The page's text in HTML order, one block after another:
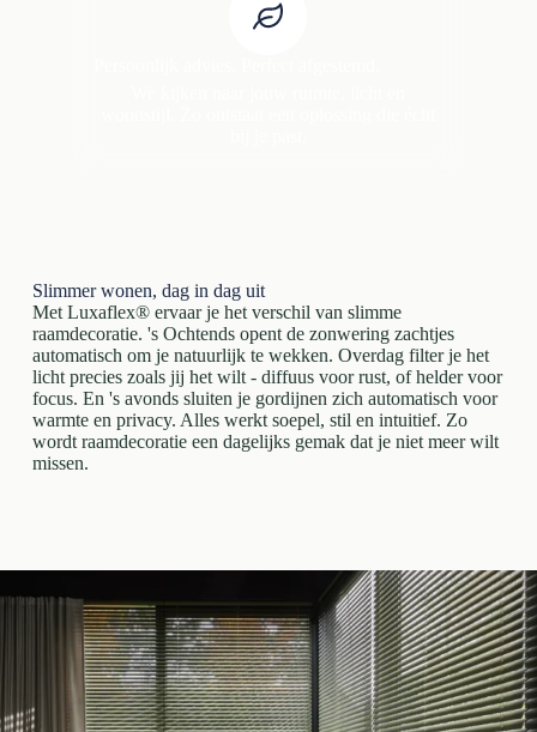
Slimmer wonen, dag in dag uit
Met Luxaflex® ervaar je het verschil van slimme
raamdecoratie. 's Ochtends opent de zonwering zachtjes
automatisch om je natuurlijk te wekken. Overdag filter je het
licht precies zoals jij het wilt - diffuus voor rust, of helder voor
focus. En 's avonds sluiten je gordijnen zich automatisch voor
warmte en privacy. Alles werkt soepel, stil en intuitief. Zo
wordt raamdecoratie een dagelijks gemak dat je niet meer wilt
missen.